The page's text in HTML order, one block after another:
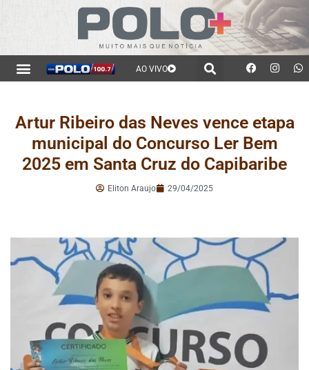
AO VIVO
Artur Ribeiro das Neves vence etapa
municipal do Concurso Ler Bem
2025 em Santa Cruz do Capibaribe
Eliton Araujo 29/04/2025